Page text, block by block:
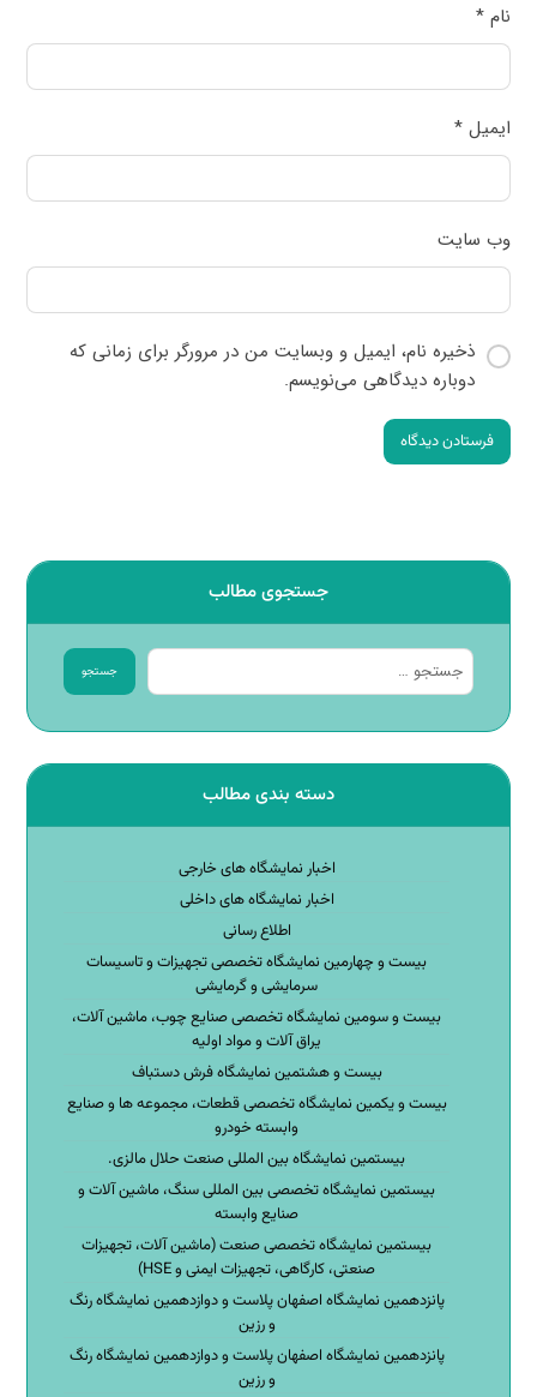
نام*
ایمیل*
وب‌ سایت
ذخیره نام، ایمیل و وبسایت من در مرورگر برای زمانی که
دوباره دیدگاهی می‌نویسم.
فرستادن دیدگاه
جستجوی مطالب
جستجو
دسته بندی مطالب
اخبار نمایشگاه های خارجی
اخبار نمایشگاه های داخلی
اطلاع رسانی
بیست و چهارمین نمایشگاه تخصصی تجهیزات و تاسیسات
سرمایشی و گرمایشی
بیست و سومین نمایشگاه تخصصی صنایع چوب، ماشین آلات،
یراق آلات و مواد اولیه
بیست و هشتمین نمایشگاه فرش دستباف
بیست و یکمین نمایشگاه تخصصی قطعات، مجموعه ها و صنایع
وابسته خودرو
بیستمین نمایشگاه بین المللی صنعت حلال مالزی.
بیستمین نمایشگاه تخصصی بین المللی سنگ، ماشین آلات و
صنایع وابسته
بیستمین نمایشگاه تخصصی صنعت (ماشین آلات، تجهیزات
صنعتی، کارگاهی، تجهیزات ایمنی و HSE)
پانزدهمین نمایشگاه اصفهان پلاست و دوازدهمین نمایشگاه رنگ
و رزین
پانزدهمین نمایشگاه اصفهان پلاست و دوازدهمین نمایشگاه رنگ
و رزین